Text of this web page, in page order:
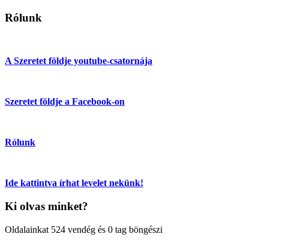
Rólunk
A Szeretet földje youtube-csatornája
Szeretet földje a Facebook-on
Rólunk
Ide kattintva írhat levelet nekünk!
Ki olvas minket?
Oldalainkat 524 vendég és 0 tag böngészi